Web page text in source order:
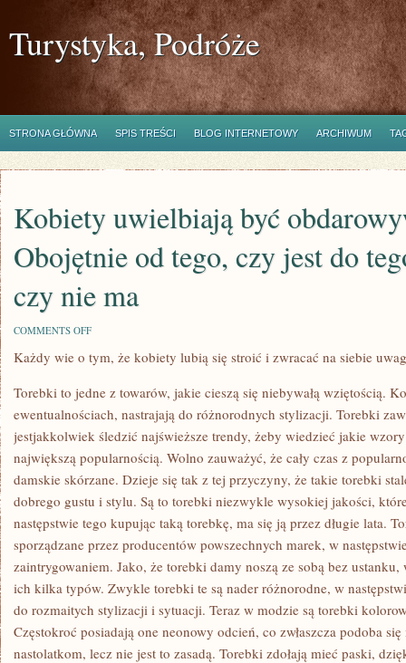
Turystyka, Podróże
STRONA GŁÓWNA SPIS TREŚCI BLOG INTERNETOWY ARCHIWUM
Kobiety uwielbiają być
Obojętnie od tego, czy jest do
czy nie ma
COMMENTS OFFON
UWIELBIAJĄ
BYĆ
OBOJĘTNIE
OD
TEGO,
CZY
JEST
DO
TEGO
PRZESŁANKA,
CZY
NIE
MA
Każdy wie o tym, że kobiety lubią się stroić i zwracać na siebie
Torebki to jedne z towarów, jakie cieszą się niebywałą wziętością.
ewentualnościach, nastrajają do różnorodnych stylizacji. Torebki
jestjakkolwiek śledzić najświeższe trendy, żeby wiedzieć jakie
największą popularnością. Wolno zauważyć, że cały czas z
damskie skórzane. Dzieje się tak z tej przyczyny, że takie torebki
dobrego gustu i stylu. Są to torebki niezwykle wysokiej jakości,
następstwie tego kupując taką torebkę, ma się ją przez długie lata.
sporządzane przez producentów powszechnych marek, w
zaintrygowaniem. Jako, że torebki damy noszą ze sobą bez
ich kilka typów. Zwykle torebki te są nader różnorodne, w
do rozmaitych stylizacji i sytuacji. Teraz w modzie są torebki
Częstokroć posiadają one neonowy odcień, co zwłaszcza podoba
nastolatkom, lecz nie jest to zasadą. Torebki zdołają mieć paski,